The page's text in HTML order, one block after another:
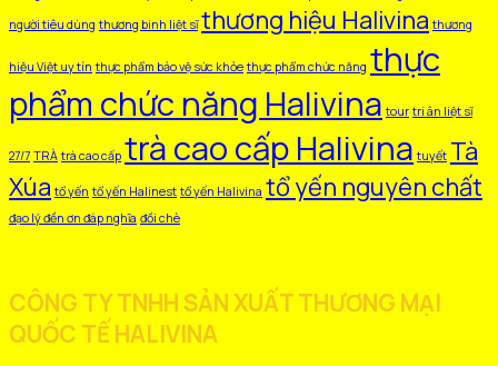
người tiêu dùng thương binh liệt sĩ thương hiệu Halivina thương
hiệu Việt uy tín thực phẩm bảo vệ sức khỏe thực phẩm chức năng thực
phẩm chức năng Halivina tour tri ân liệt sĩ
27/7 TRÀ trà cao cấp trà cao cấp Halivina tuyết Tà
Xúa tổ yến tổ yến Halinest tổ yến Halivina tổ yến nguyên chất
đạo lý đền ơn đáp nghĩa đồi chè
CÔNG TY TNHH SẢN XUẤT THƯƠNG MẠI
QUỐC TẾ HALIVINA